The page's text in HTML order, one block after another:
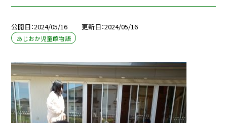
公開日 2024/05/16 更新日 2024/05/16
あじおか児童館物語